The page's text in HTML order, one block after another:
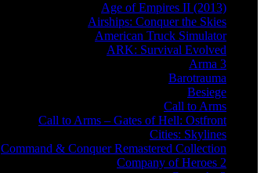
Age of Empires II (2013)
Airships: Conquer the Skies
American Truck Simulator
ARK: Survival Evolved
Arma 3
Barotrauma
Besiege
Call to Arms
Call to Arms – Gates of Hell: Ostfront
Cities: Skylines
Command & Conquer Remastered Collection
Company of Heroes 2